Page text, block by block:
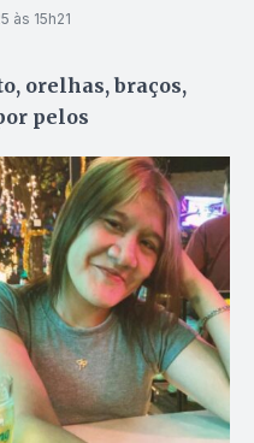
às 15h21
orelhas, braços,
pelos